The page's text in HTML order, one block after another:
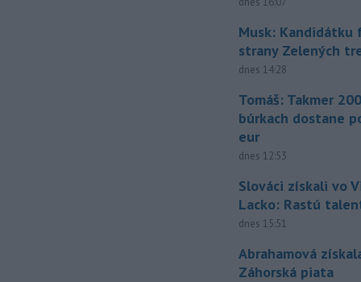
Musk: Kandidátku
strany Zelených
dnes 14:28
Tomáš: Takmer
búrkach dostane
eur
dnes 12:53
Slováci získali vo
Lacko: Rastú
dnes 15:51
Abrahamová
Záhorská piata